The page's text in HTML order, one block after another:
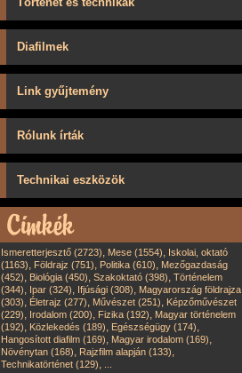
Diafilmek
Link gyűjtemény
Rólunk írták
Technikai eszközök
Ismeretterjesztő (2723), Mese (1554), Iskolai, oktató
(1163), Földrajz (751), Politika (610), Mezőgazdaság
(452), Biológia (450), Szakoktató (398), Történelem
(344), Ipar (324), Ifjúsági (308), Magyarország földrajza
(303), Életrajz (277), Művészet (251), Képzőművészet
(229), Irodalom (200), Fizika (192), Magyar történelem
(192), Közlekedés (189), Egészségügy (174),
Hangosított diafilm (169), Magyar irodalom (169),
Növénytan (168), Rajzfilm alapján (133),
Technikatörténet (129),